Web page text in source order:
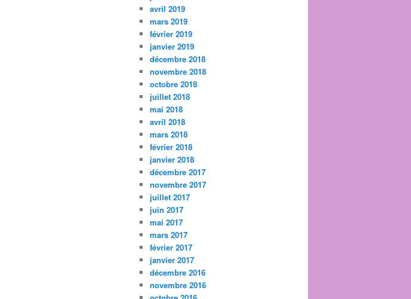
avril 2019
mars 2019
février 2019
janvier 2019
décembre 2018
novembre 2018
octobre 2018
juillet 2018
mai 2018
avril 2018
mars 2018
février 2018
janvier 2018
décembre 2017
novembre 2017
juillet 2017
juin 2017
mai 2017
mars 2017
février 2017
janvier 2017
décembre 2016
novembre 2016